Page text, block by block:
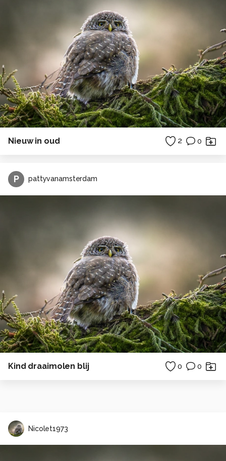
Nieuw in oud 2 0
P pattyvanamsterdam
Kind draaimolen blij 0 0
Nicolet1973